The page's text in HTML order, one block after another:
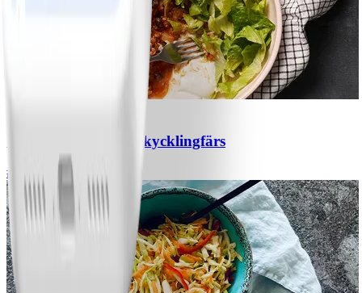
Chili con carne med kycklingfärs
#